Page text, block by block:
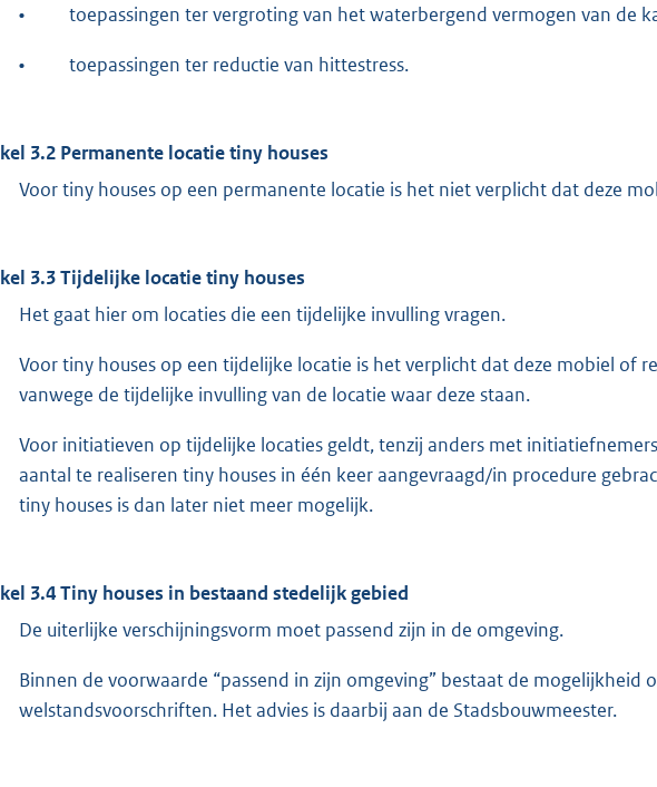
• toepassingen ter vergroting van het waterbergend vermogen van de
• toepassingen ter reductie van hittestress.
3.2 Permanente locatie tiny houses
Voor tiny houses op een permanente locatie is het niet verplicht dat deze
3.3 Tijdelijke locatie tiny houses
Het gaat hier om locaties die een tijdelijke invulling vragen.
Voor tiny houses op een tijdelijke locatie is het verplicht dat deze mobiel of
vanwege de tijdelijke invulling van de locatie waar deze staan.
Voor initiatieven op tijdelijke locaties geldt, tenzij anders met
aantal te realiseren tiny houses in één keer aangevraagd/in procedure
tiny houses is dan later niet meer mogelijk.
3.4 Tiny houses in bestaand stedelijk gebied
De uiterlijke verschijningsvorm moet passend zijn in de omgeving.
Binnen de voorwaarde “passend in zijn omgeving” bestaat de mogelijkheid
welstandsvoorschriften. Het advies is daarbij aan de Stadsbouwmeester.